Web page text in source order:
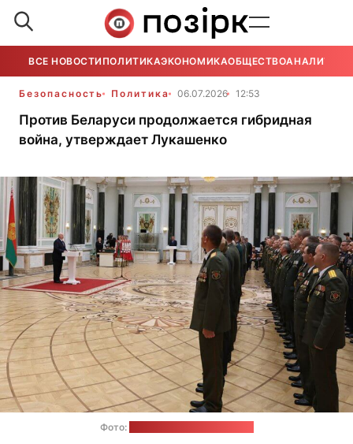
ВСЕ НОВОСТИ ПОЛИТИКАЭКОНОМИКАОБЩЕСТВОАНАЛИТИКА
Безопасность Политика 06.07.2026 12:53
Против Беларуси продолжается гибридная
война, утверждает Лукашенко
Фото: